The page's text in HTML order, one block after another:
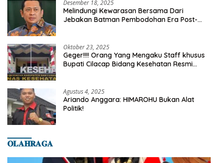
Desember 18, 2025
Melindungi Kewarasan Bersama Dari
Jebakan Batman Pembodohan Era Post-
Oktober 23, 2025
Geger!!!! Orang Yang Mengaku Staff khusus
Bupati Cilacap Bidang Kesehatan Resmi
Agustus 4, 2025
Ariando Anggara: HIMAROHU Bukan Alat
Politik!
𝐎𝐋𝐀𝐇𝐑𝐀𝐆𝐀